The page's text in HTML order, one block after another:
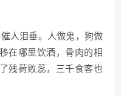
人泪垂。人做鬼，狗做
在哪里饮酒，骨肉的相
残荷败蕊，三千食客也